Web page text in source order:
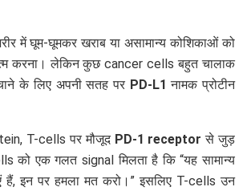
में घूम-घूमकर खराब या असामान्य कोशिकाओं को
करना। लेकिन कुछ cancer cells बहुत चालाक
के लिए अपनी सतह पर PD-L1 नामक प्रोटीन
T-cells पर मौजूद PD-1 receptor से जुड़
को एक गलत signal मिलता है कि “यह सामान्य
हैं, इन पर हमला मत करो।” इसलिए T-cells उन